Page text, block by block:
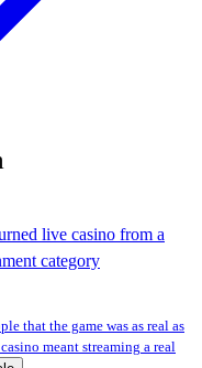
live casino from a
category
that the game was as real as
meant streaming a real